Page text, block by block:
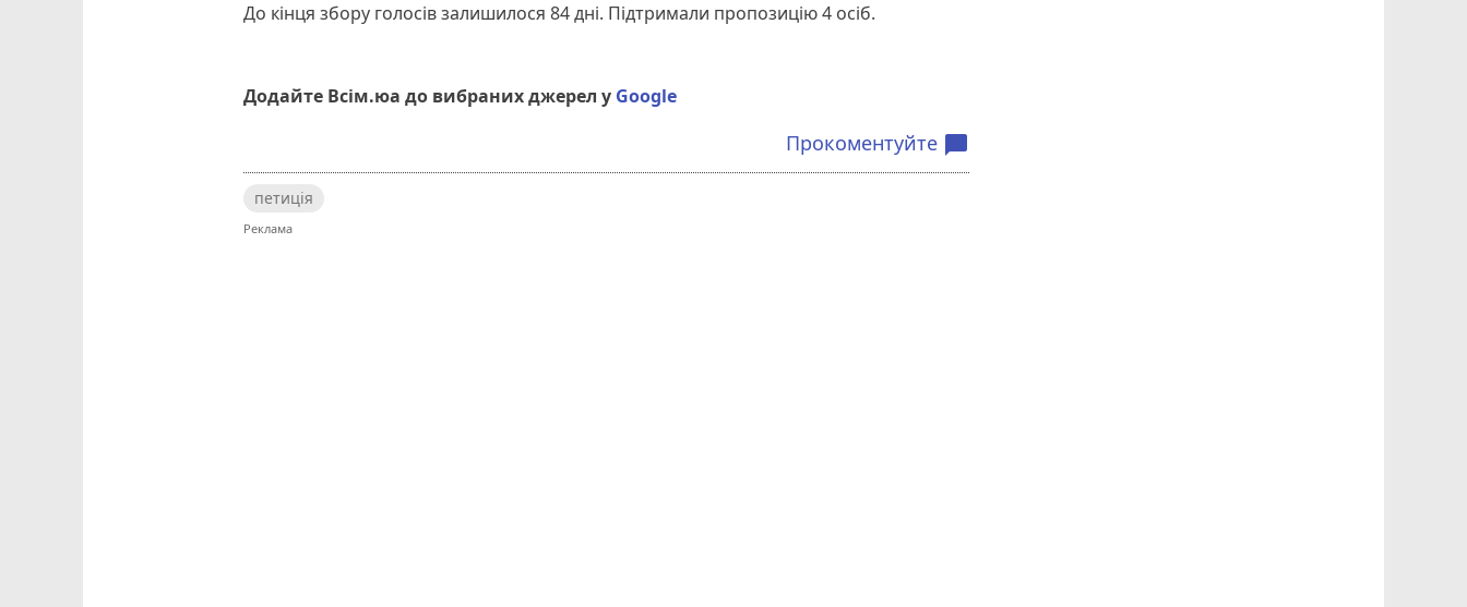
До кінця збору голосів залишилося 84 дні. Підтримали пропозицію 4 осіб.
Додайте Всім.юа до вибраних джерел у Google
Прокоментуйте chat_bubble
петиція